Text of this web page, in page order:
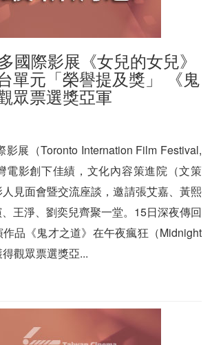
國際影展《女兒的女兒》
單元「榮譽提及獎」 《鬼
眾票選獎亞軍
展（Toronto Internation Film Festival,
電影創下佳績，文化內容策進院（文策
見面會暨交流座談，邀請張艾嘉、黃熙
王淨、劉奕兒齊聚一堂。15日深夜傳回
品《鬼才之道》在午夜瘋狂（Midnight
觀眾票選獎亞...